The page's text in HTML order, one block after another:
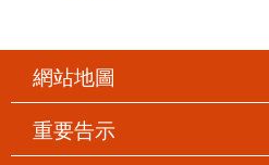
網站地圖
重要告示